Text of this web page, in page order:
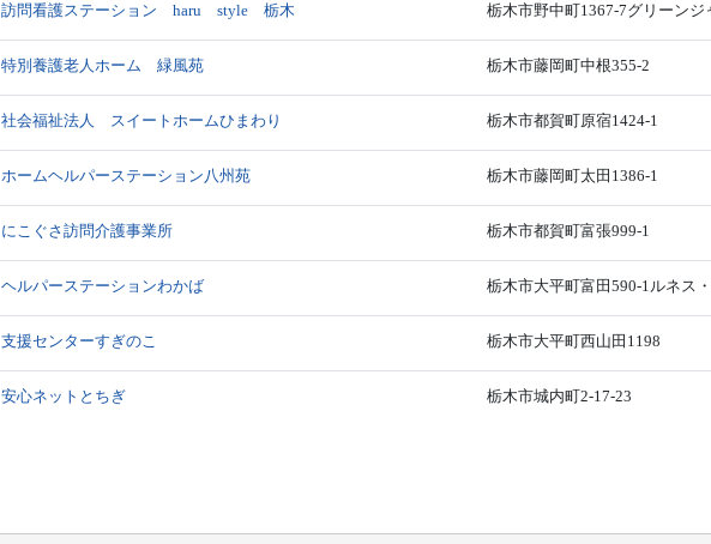
訪問看護ステーション haru style 栃木 栃木市野中町1367-7グリーンジ
特別養護老人ホーム 緑風苑 栃木市藤岡町中根355-2
社会福祉法人 スイートホームひまわり 栃木市都賀町原宿1424-1
ホームヘルパーステーション八州苑 栃木市藤岡町太田1386-1
にこぐさ訪問介護事業所 栃木市都賀町富張999-1
ヘルパーステーションわかば 栃木市大平町富田590-1ルネス
支援センターすぎのこ 栃木市大平町西山田1198
安心ネットとちぎ 栃木市城内町2-17-23